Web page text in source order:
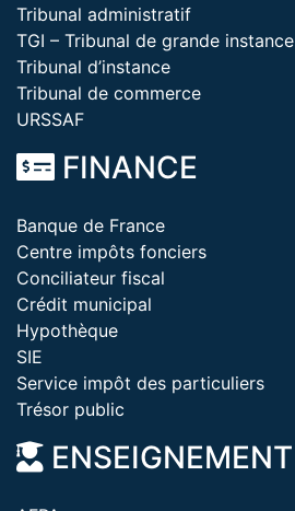
Tribunal administratif
TGI – Tribunal de grande instance
Tribunal d’instance
Tribunal de commerce
URSSAF
FINANCE
Banque de France
Centre impôts fonciers
Conciliateur fiscal
Crédit municipal
Hypothèque
SIE
Service impôt des particuliers
Trésor public
ENSEIGNEMENT